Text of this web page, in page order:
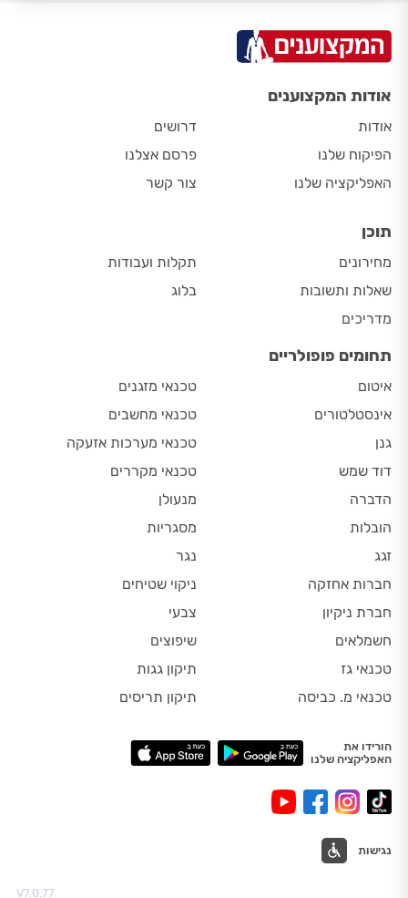
אודות המקצוענים
אודות
הפיקוח שלנו
האפליקציה שלנו
דרושים
פרסם אצלנו
צור קשר
תוכן
מחירונים
שאלות ותשובות
מדריכים
תקלות ועבודות
בלוג
תחומים פופולריים
איטום
אינסטלטורים
גנן
דוד שמש
הדברה
הובלות
זגג
חברות אחזקה
חברת ניקיון
חשמלאים
טכנאי גז
טכנאי מ. כביסה
טכנאי מזגנים
טכנאי מחשבים
טכנאי מערכות אזעקה
טכנאי מקררים
מנעולן
מסגריות
נגר
ניקוי שטיחים
צבעי
שיפוצים
תיקון גגות
תיקון תריסים
הורידו את
האפליקציה שלנו
נגישות
V7.0.77